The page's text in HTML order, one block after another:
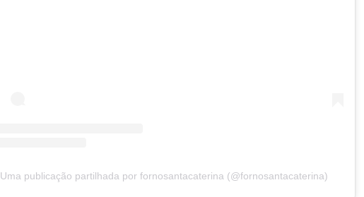
Uma publicação partilhada por fornosantacaterina (@fornosantacaterina)